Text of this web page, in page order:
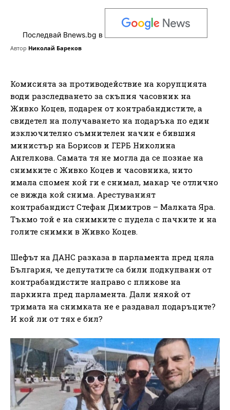
Последвай Bnews.bg в
Автор Николай Бареков
Комисията за противодействие на корупцията
води разследването за скъпия часовник на
Живко Коцев, подарен от контрабандистите, а
свидетел на получаването на подаръка по един
изключително съмнителен начин е бившия
министър на Борисов и ГЕРБ Николина
Ангелкова. Самата тя не могла да се познае на
снимките с Живко Коцев и часовника, нито
имала спомен кой ги е снимал, макар че отлично
се вижда кой снима. Арестуваният
контрабандист Стефан Димитров – Малката Яра.
Тъкмо той е на снимките с пудела с пачките и на
голите снимки в Живко Коцев.
Шефът на ДАНС разказа в парламента пред цяла
България, че депутатите са били подкупвани от
контрабандистите направо с пликове на
паркинга пред парламента. Дали някой от
тримата на снимката не е раздавал подаръците?
И кой ли от тях е бил?